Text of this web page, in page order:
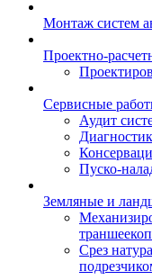
Монтаж систем
Проектно-
Сервисные
Аудит
Пуско-
Земляные и
Срез